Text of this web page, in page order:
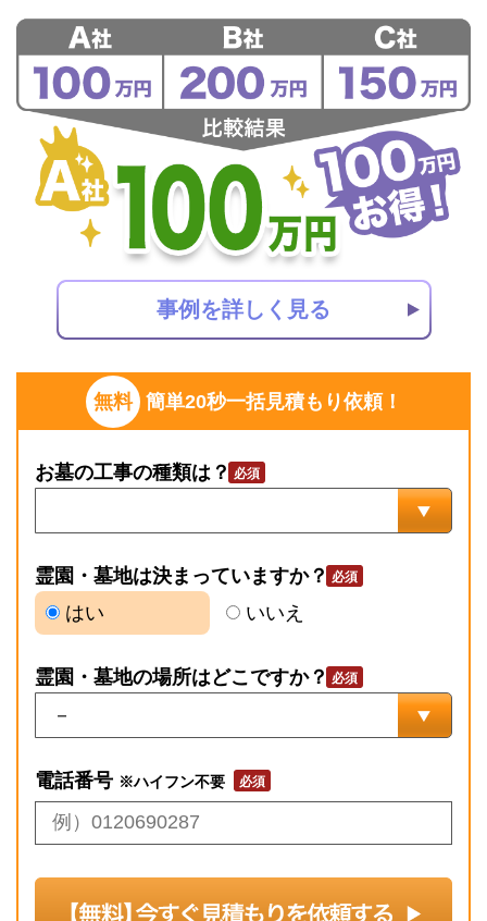
無料 簡単20秒一括見積もり依頼！
お墓の工事の種類は？
霊園・墓地は決まっていますか？
はい
いいえ
霊園・墓地の場所はどこですか？
電話番号 ※ハイフン不要
事例を詳しく見る